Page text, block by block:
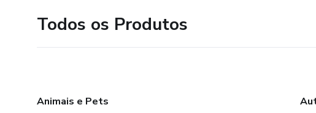
Todos os Produtos
Animais e Pets